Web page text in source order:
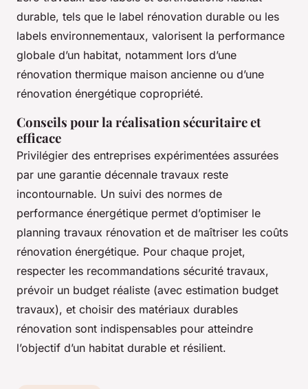
durable, tels que le label rénovation durable ou les
labels environnementaux, valorisent la performance
globale d’un habitat, notamment lors d’une
rénovation thermique maison ancienne ou d’une
rénovation énergétique copropriété.
Conseils pour la réalisation sécuritaire et
efficace
Privilégier des entreprises expérimentées assurées
par une garantie décennale travaux reste
incontournable. Un suivi des normes de
performance énergétique permet d’optimiser le
planning travaux rénovation et de maîtriser les coûts
rénovation énergétique. Pour chaque projet,
respecter les recommandations sécurité travaux,
prévoir un budget réaliste (avec estimation budget
travaux), et choisir des matériaux durables
rénovation sont indispensables pour atteindre
l’objectif d’un habitat durable et résilient.